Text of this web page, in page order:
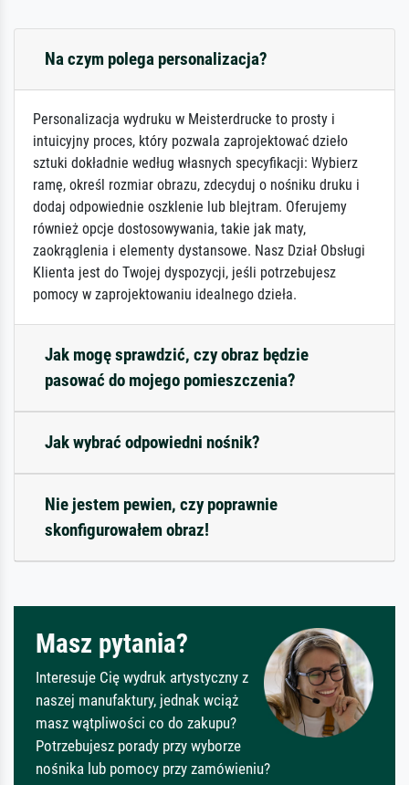
Na czym polega personalizacja?
Personalizacja wydruku w Meisterdrucke to prosty i
intuicyjny proces, który pozwala zaprojektować dzieło
sztuki dokładnie według własnych specyfikacji: Wybierz
ramę, określ rozmiar obrazu, zdecyduj o nośniku druku i
dodaj odpowiednie oszklenie lub blejtram. Oferujemy
również opcje dostosowywania, takie jak maty,
zaokrąglenia i elementy dystansowe. Nasz Dział Obsługi
Klienta jest do Twojej dyspozycji, jeśli potrzebujesz
pomocy w zaprojektowaniu idealnego dzieła.
Jak mogę sprawdzić, czy obraz będzie
pasować do mojego pomieszczenia?
Jak wybrać odpowiedni nośnik?
Nie jestem pewien, czy poprawnie
skonfigurowałem obraz!
Masz pytania?
Interesuje Cię wydruk artystyczny z
naszej manufaktury, jednak wciąż
masz wątpliwości co do zakupu?
Potrzebujesz porady przy wyborze
nośnika lub pomocy przy zamówieniu?